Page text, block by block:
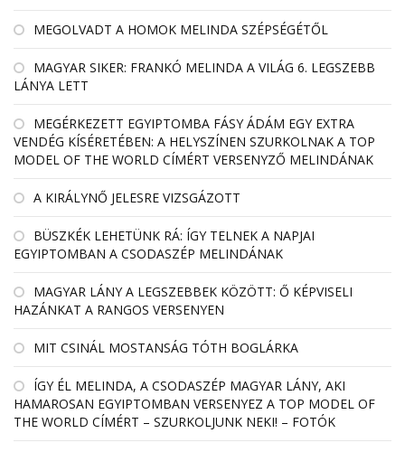
MEGOLVADT A HOMOK MELINDA SZÉPSÉGÉTŐL
MAGYAR SIKER: FRANKÓ MELINDA A VILÁG 6. LEGSZEBB
LÁNYA LETT
MEGÉRKEZETT EGYIPTOMBA FÁSY ÁDÁM EGY EXTRA
VENDÉG KÍSÉRETÉBEN: A HELYSZÍNEN SZURKOLNAK A TOP
MODEL OF THE WORLD CÍMÉRT VERSENYZŐ MELINDÁNAK
A KIRÁLYNŐ JELESRE VIZSGÁZOTT
BÜSZKÉK LEHETÜNK RÁ: ÍGY TELNEK A NAPJAI
EGYIPTOMBAN A CSODASZÉP MELINDÁNAK
MAGYAR LÁNY A LEGSZEBBEK KÖZÖTT: Ő KÉPVISELI
HAZÁNKAT A RANGOS VERSENYEN
MIT CSINÁL MOSTANSÁG TÓTH BOGLÁRKA
ÍGY ÉL MELINDA, A CSODASZÉP MAGYAR LÁNY, AKI
HAMAROSAN EGYIPTOMBAN VERSENYEZ A TOP MODEL OF
THE WORLD CÍMÉRT – SZURKOLJUNK NEKI! – FOTÓK